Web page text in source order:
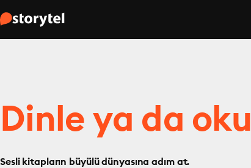
Dinle ya da oku
Sesli kitapların büyülü dünyasına adım at.